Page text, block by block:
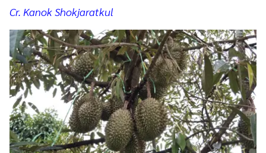
Cr. Kanok Shokjaratkul